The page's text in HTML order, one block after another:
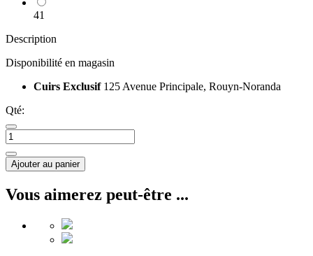
41
Description
Disponibilité en magasin
Cuirs Exclusif 125 Avenue Principale, Rouyn-Noranda
Qté:
Ajouter au panier
Vous aimerez peut-être ...